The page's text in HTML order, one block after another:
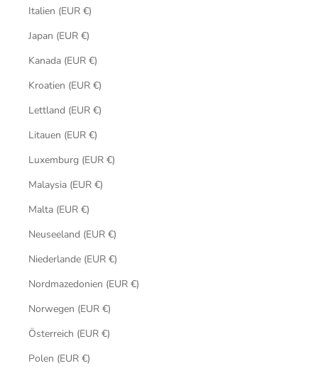
Italien (EUR €)
Japan (EUR €)
Kanada (EUR €)
Kroatien (EUR €)
Lettland (EUR €)
Litauen (EUR €)
Luxemburg (EUR €)
Malaysia (EUR €)
Malta (EUR €)
Neuseeland (EUR €)
Niederlande (EUR €)
Nordmazedonien (EUR €)
Norwegen (EUR €)
Österreich (EUR €)
Polen (EUR €)